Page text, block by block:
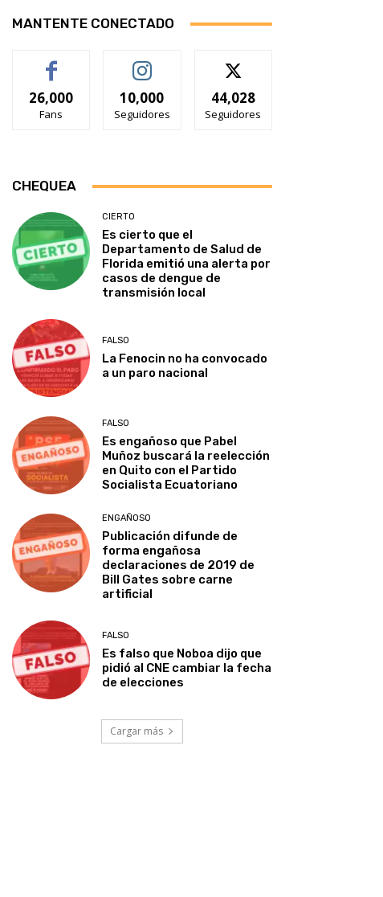
MANTENTE CONECTADO
26,000
Fans
10,000
Seguidores
44,028
Seguidores
CHEQUEA
CIERTO
Es cierto que el
Departamento de Salud de
Florida emitió una alerta por
casos de dengue de
transmisión local
FALSO
La Fenocin no ha convocado
a un paro nacional
FALSO
Es engañoso que Pabel
Muñoz buscará la reelección
en Quito con el Partido
Socialista Ecuatoriano
ENGAÑOSO
Publicación difunde de
forma engañosa
declaraciones de 2019 de
Bill Gates sobre carne
artificial
FALSO
Es falso que Noboa dijo que
pidió al CNE cambiar la fecha
de elecciones
Cargar más